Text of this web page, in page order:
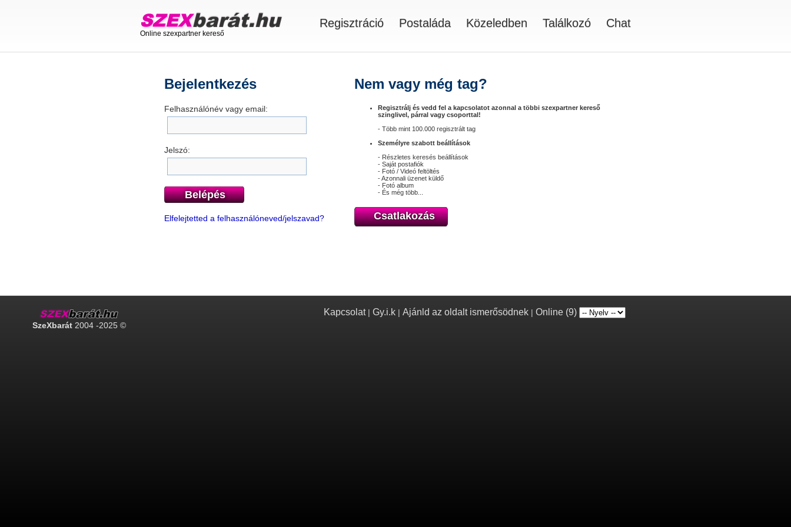
Online szexpartner kereső
Regisztráció Postaláda Közeledben Találkozó Chat
Bejelentkezés
Felhasználónév vagy email:
Jelszó:
Belépés
Elfelejtetted a felhasználóneved/jelszavad?
Nem vagy még tag?
Regisztrálj és vedd fel a kapcsolatot azonnal a többi szexpartner kereső
szinglivel, párral vagy csoporttal!
- Több mint 100.000 regisztrált tag
Személyre szabott beállítások
- Részletes keresés beállítások
- Saját postafiók
- Fotó / Videó feltöltés
- Azonnali üzenet küldő
- Fotó album
- És még több...
Csatlakozás
SzeXbarát 2004 -2025 ©
Kapcsolat | Gy.i.k | Ajánld az oldalt ismerősödnek | Online (9)